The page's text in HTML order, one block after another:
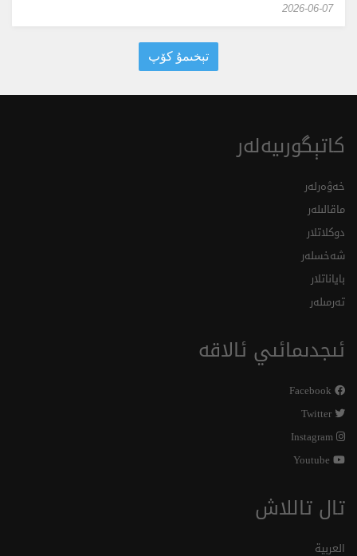
‎2026-06-07
تېخىمۇ كۆپ
كاتېگورىيەلەر
خەۋەرلەر
ماقالىلەر
دوكلاتلار
شەخسلەر
باياناتلار
تەرمىلەر
ئىجدىمائىي ئالاقە
تال تاللاش
العربية